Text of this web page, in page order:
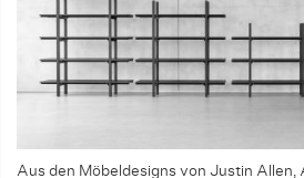
Aus den Möbeldesigns von Justin